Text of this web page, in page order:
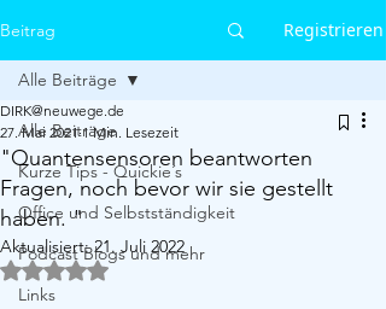
Beitrag Registrieren
Alle Beiträge
Kurze Tips - Quickie´s
Office und Selbstständigkeit
Podcast Blogs und mehr
Links
Alle Beiträge
"Quantensensoren beantworten
Fragen, noch bevor wir sie gestellt
haben. "
DIRK@neuwege.de
27. Mai 2021 1 Min. Lesezeit
Aktualisiert:21. Juli 2022
Mit NaN von 5 Sternen bewertet.